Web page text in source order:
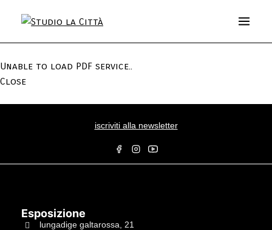
Unable to load PDF service..
Close
iscriviti alla newsletter
Esposizione
lungadige galtarossa, 21